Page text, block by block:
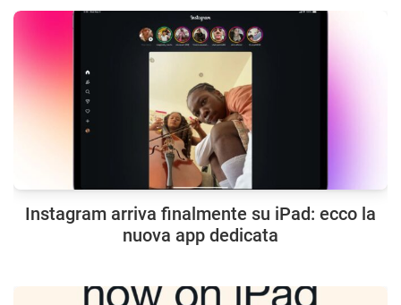
Instagram arriva finalmente su iPad: ecco la
nuova app dedicata